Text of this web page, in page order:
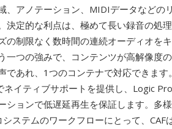
、アノテーション、MIDIデータなどの
決定的な利点は、極めて長い録音の処
制限なく数時間の連続オーディオをキ
一つの強みで、コンテンツが高解像度
であれ、1つのコンテナで対応できます
ネイティブサポートを提供し、Logic
ションで低遅延再生を保証します。多
ステムのワークフローにとって、CAF